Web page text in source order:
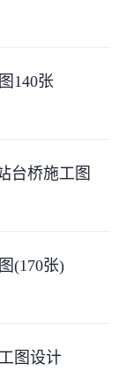
140张
台桥施工图
(170张)
图设计